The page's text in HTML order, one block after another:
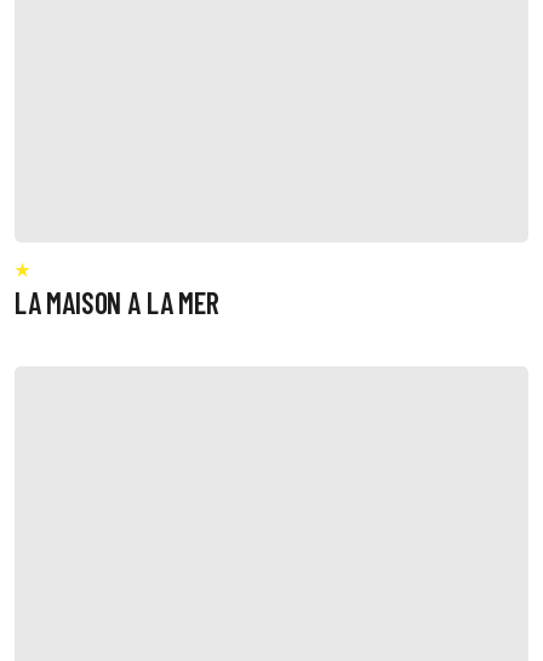
LA MAISON A LA MER